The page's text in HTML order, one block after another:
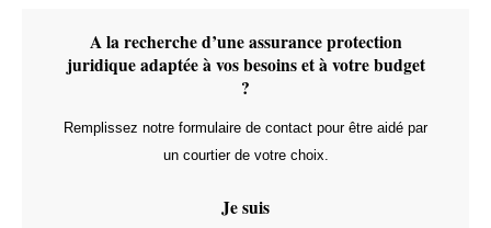
A la recherche d’une assurance protection
juridique adaptée à vos besoins et à votre budget
?
Remplissez notre formulaire de contact pour être aidé par
un courtier de votre choix.
Je suis